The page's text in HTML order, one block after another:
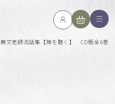
無文老師法話集【禅を聴く】 CD版全6巻